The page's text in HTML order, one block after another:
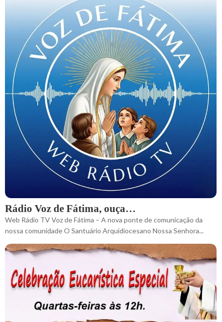
Rádio Voz de Fátima, ouça…
Web Rádio TV Voz de Fátima – A nova ponte de comunicação da
nossa comunidade O Santuário Arquidiocesano Nossa Senhora...